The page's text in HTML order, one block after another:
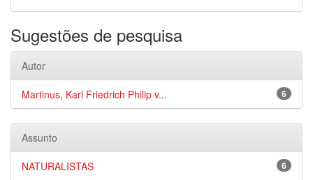
Sugestões de pesquisa
Autor
6
Martinus, Karl Friedrich Philip v...
Assunto
6
NATURALISTAS